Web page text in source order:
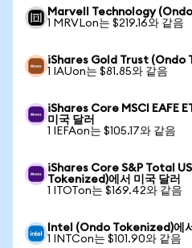
Marvell Technology
1 MRVLon는 $219.16와 같음
iShares Gold Trust (Ondo
1 IAUon는 $81.85와 같음
iShares Core MSCI EAFE
미국 달러
1 IEFAon는 $105.17와 같음
iShares Core S&P Total
Tokenized)에서 미국 달러
1 ITOTon는 $169.42와 같음
Intel (Ondo Tokenized)에
1 INTCon는 $101.90와 같음